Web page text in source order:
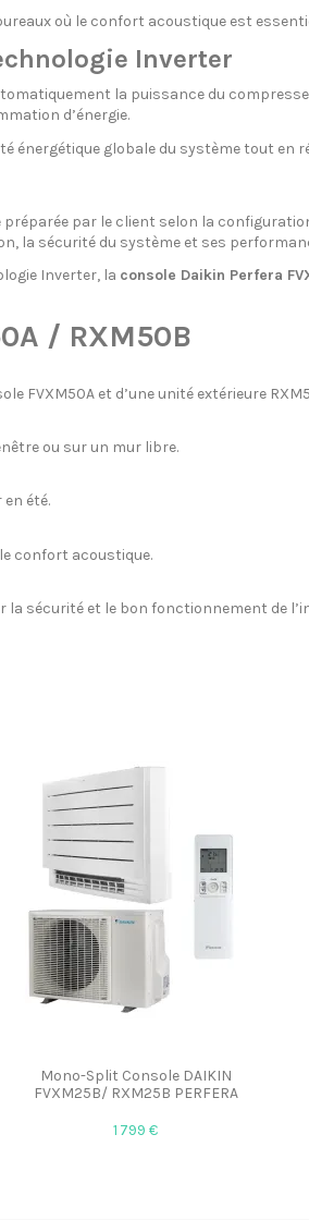
où le confort acoustique est
Inverter
la puissance du
d’énergie.
énergétique globale du système tout en
préparée par le client selon la
la sécurité du système et ses
Inverter, la console Daikin Perfera
/ RXM50B
FVXM50A et d’une unité extérieure
ou sur un mur libre.
été.
confort acoustique.
la sécurité et le bon fonctionnement de
Mono-Split Console DAIKIN
FVXM25B/ RXM25B PERFERA
1 799 €